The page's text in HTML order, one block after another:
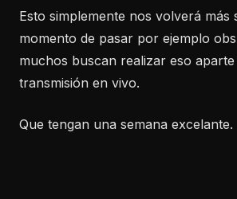
Esto simplemente nos volverá más
momento de pasar por ejemplo
muchos buscan realizar eso aparte
transmisión en vivo.
Que tengan una semana excelante.